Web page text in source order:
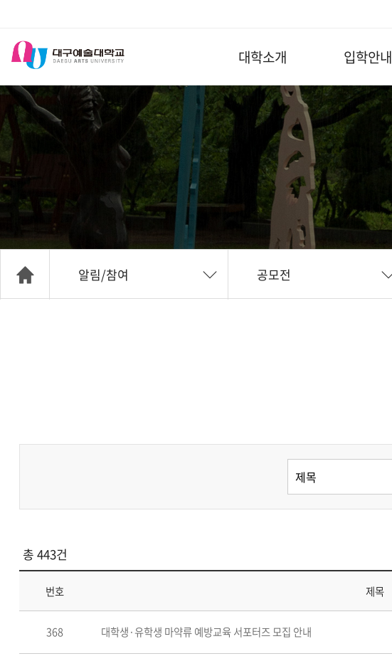
대학소개 입학안내
알림/참여 공모전
총 443건
번호 제목
368 대학생·유학생 마약류 예방교육 서포터즈 모집 안내